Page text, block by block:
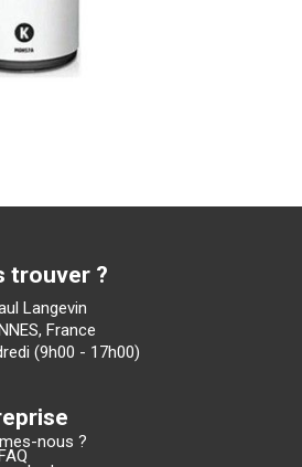
trouver ?
Langevin
France
(9h00 - 17h00)
nous ?